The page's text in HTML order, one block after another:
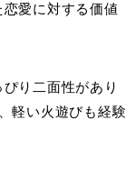
愛に対する価値
り二面性があり
軽い火遊びも経験